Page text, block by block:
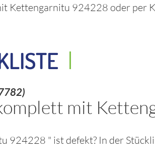
Kettengarnitu 924228 oder per
mit
924228 " ist defekt? In der